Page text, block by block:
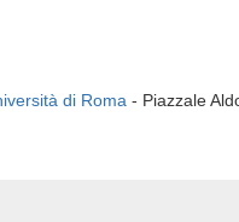
di Roma - Piazzale